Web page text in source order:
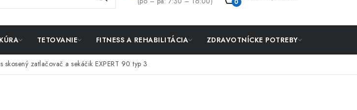
NÁKUPNÝ
TETOVANIE FITNESS A REHABILITÁCIA ZDRAVOTNÍCKE POTREBY
skosený zatlačovač a sekáčik EXPERT 90 typ 3